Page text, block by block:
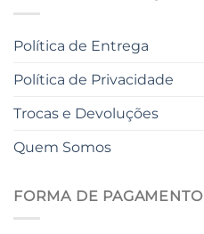
Política de Entrega
Política de Privacidade
Trocas e Devoluções
Quem Somos
FORMA DE PAGAMENTO